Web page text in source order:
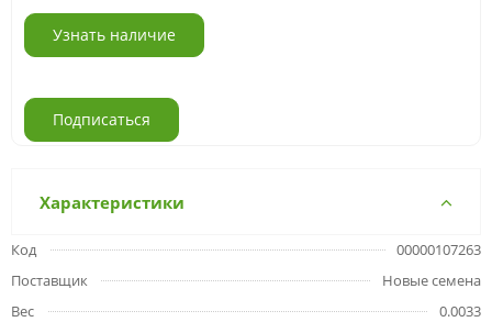
Узнать наличие
Подписаться
Характеристики
Код
00000107263
Поставщик
Новые семена
Вес
0.0033